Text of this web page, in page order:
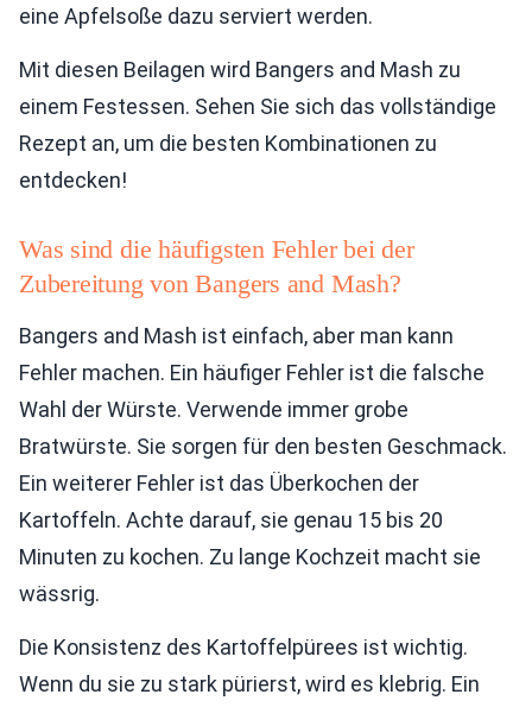
eine Apfelsoße dazu serviert werden.
Mit diesen Beilagen wird Bangers and Mash zu
einem Festessen. Sehen Sie sich das vollständige
Rezept an, um die besten Kombinationen zu
entdecken!
Was sind die häufigsten Fehler bei der
Zubereitung von Bangers and Mash?
Bangers and Mash ist einfach, aber man kann
Fehler machen. Ein häufiger Fehler ist die falsche
Wahl der Würste. Verwende immer grobe
Bratwürste. Sie sorgen für den besten Geschmack.
Ein weiterer Fehler ist das Überkochen der
Kartoffeln. Achte darauf, sie genau 15 bis 20
Minuten zu kochen. Zu lange Kochzeit macht sie
wässrig.
Die Konsistenz des Kartoffelpürees ist wichtig.
Wenn du sie zu stark pürierst, wird es klebrig. Ein